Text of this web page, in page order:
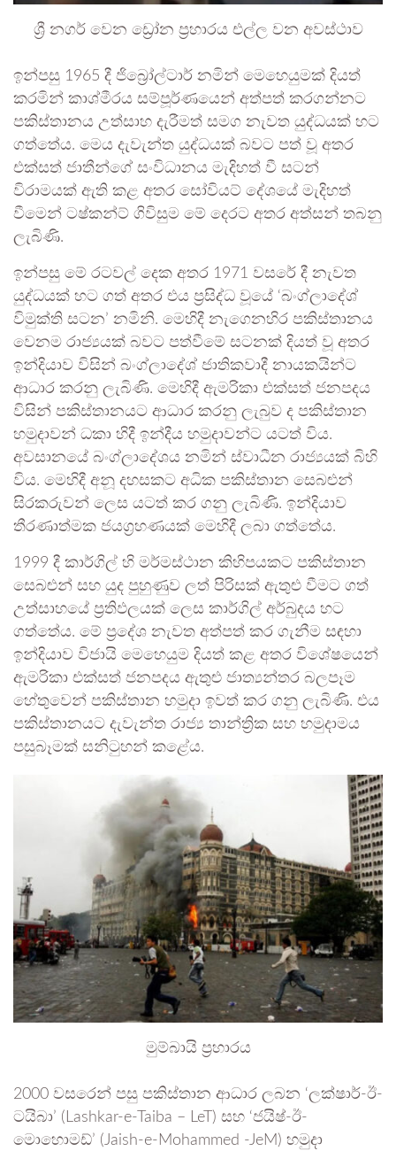
ශ්‍රී නගර් වෙන ඩ්‍රෝන ප්‍රහාරය එල්ල වන අවස්ථාව
ඉන්පසු 1965 දී ජිබ්‍රෝල්ටාර් නමින් මෙහෙයුමක් දියත්
කරමින් කාශ්මීරය සම්පූර්ණයෙන් අත්පත් කරගන්නට
පකිස්තානය උත්සාහ දැරීමත් සමග නැවත යුද්ධයක් හට
ගත්තේය. මෙය දැවැන්ත යුද්ධයක් බවට පත් වූ අතර
එක්සත් ජාතීන්ගේ සංවිධානය මැදිහත් වී සටන්
විරාමයක් ඇති කළ අතර සෝවියට් දේශයේ මැදිහත්
වීමෙන් ටෂ්කන්ට් ගිවිසුම මේ දෙරට අතර අත්සන් තබනු
ලැබිණි.
ඉන්පසු මේ රටවල් දෙක අතර 1971 වසරේ දී නැවත
යුද්ධයක් හට ගත් අතර එය ප්‍රසිද්ධ වූයේ ‘බංග්ලාදේශ්
විමුක්ති සටන’ නමිනි. මෙහිදී නැගෙනහිර පකිස්තානය
වෙනම රාජ්‍යයක් බවට පත්වීමේ සටනක් දියත් වූ අතර
ඉන්දියාව විසින් බංග්ලාදේශ් ජාතිකවාදී නායකයින්ට
ආධාර කරනු ලැබිණි. මෙහිදී ඇමරිකා එක්සත් ජනපදය
විසින් පකිස්තානයට ආධාර කරනු ලැබුව ද පකිස්තාන
හමුදාවන් ධකා හිදී ඉන්දීය හමුදාවන්ට යටත් විය.
අවසානයේ බංග්ලාදේශය නමින් ස්වාධීන රාජ්‍යයක් බිහි
විය. මෙහිදී අනූ දහසකට අධික පකිස්තාන සෙබළුන්
සිරකරුවන් ලෙස යටත් කර ගනු ලැබිණි. ඉන්දියාව
තීරණාත්මක ජයග්‍රහණයක් මෙහිදී ලබා ගත්තේය.
1999 දී කාර්ගිල් හි මර්මස්ථාන කිහිපයකට පකිස්තාන
සෙබළුන් සහ යුද පුහුණුව ලත් පිරිසක් ඇතුළු වීමට ගත්
උත්සාහයේ ප්‍රතිඵලයක් ලෙස කාර්ගිල් අර්බුදය හට
ගත්තේය. මේ ප්‍රදේශ නැවත අත්පත් කර ගැනීම සඳහා
ඉන්දියාව විජායි මෙහෙයුම දියත් කළ අතර විශේෂයෙන්
ඇමරිකා එක්සත් ජනපදය ඇතුළු ජාත්‍යන්තර බලපෑම
හේතුවෙන් පකිස්තාන හමුදා ඉවත් කර ගනු ලැබිණි. එය
පකිස්තානයට දැවැන්ත රාජ්‍ය තාන්ත්‍රික සහ හමුදාමය
පසුබෑමක් සනිටුහන් කළේය.
මුම්බායි ප්‍රහාරය
2000 වසරෙන් පසු පකිස්තාන ආධාර ලබන ‘ලක්ෂාර්-ඊ-
ටයිබා’ (Lashkar-e-Taiba – LeT) සහ ‘ජයිෂ්-ඊ-
මොහොමඩ්’ (Jaish-e-Mohammed -JeM) හමුදා